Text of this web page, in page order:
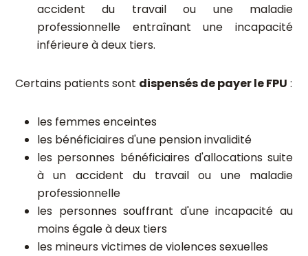
accident du travail ou une maladie
professionnelle entraînant une incapacité
inférieure à deux tiers.
Certains patients sont dispensés de payer le FPU :
les femmes enceintes
les bénéficiaires d'une pension invalidité
les personnes bénéficiaires d'allocations suite
à un accident du travail ou une maladie
professionnelle
les personnes souffrant d'une incapacité au
moins égale à deux tiers
les mineurs victimes de violences sexuelles